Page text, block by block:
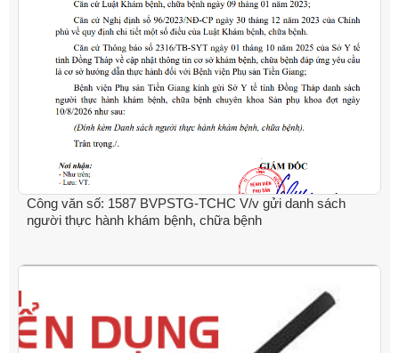
Công văn số: 1587 BVPSTG-TCHC V/v gửi danh sách
người thực hành khám bệnh, chữa bệnh